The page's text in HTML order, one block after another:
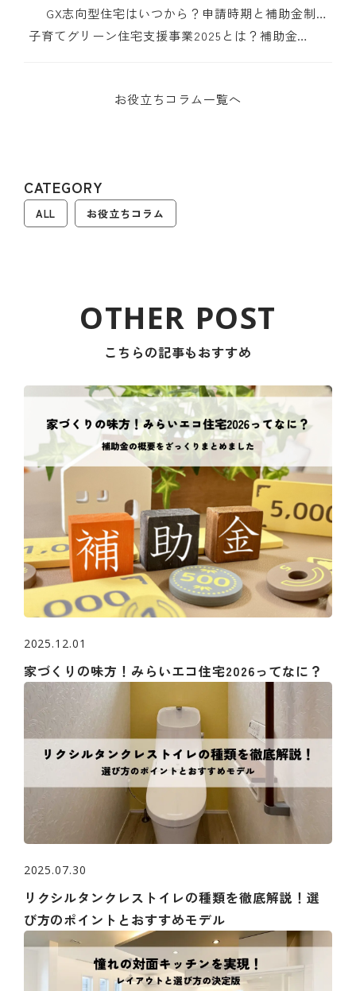
GX志向型住宅はいつから？申請時期と補助金制度
を解説
お役立ちコラム一覧へ
子育てグリーン住宅支援事業2025とは？補助金活
CATEGORY
ALL お役立ちコラム
こちらの記事もおすすめ
2025.12.01
家づくりの味方！みらいエコ住宅2026ってなに？
2025.07.30
リクシルタンクレストイレの種類を徹底解説！選
び方のポイントとおすすめモデル